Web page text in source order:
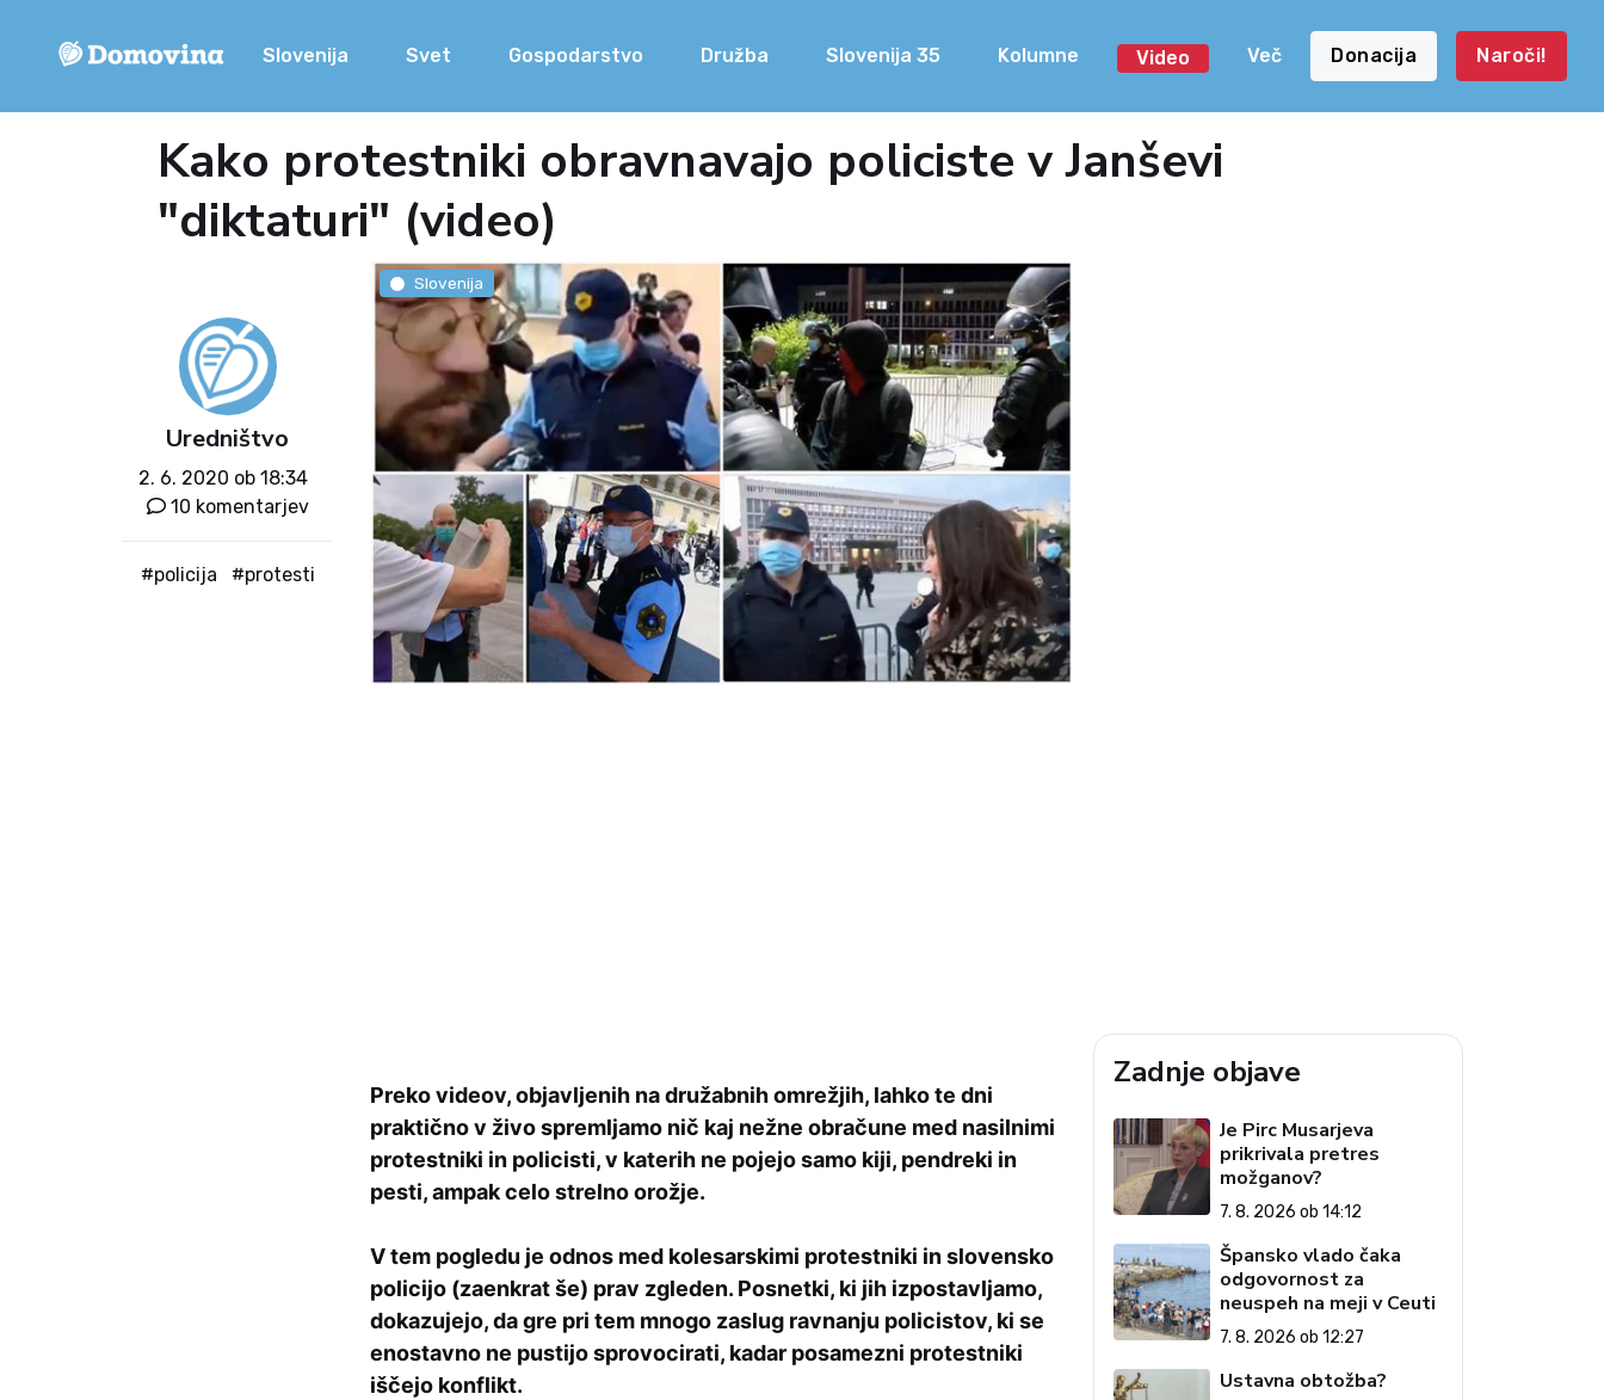
Slovenija Svet Gospodarstvo Družba Slovenija 35 Kolumne Video Več Donacija Naroči!
Kako protestniki obravnavajo policiste v Janševi
"diktaturi" (video)
Uredništvo
2. 6. 2020 ob 18:34
10 komentarjev
#policija #protesti
Slovenija
Preko videov, objavljenih na družabnih omrežjih, lahko te dni
praktično v živo spremljamo nič kaj nežne obračune med nasilnimi
protestniki in policisti, v katerih ne pojejo samo kiji, pendreki in
pesti, ampak celo strelno orožje.
V tem pogledu je odnos med kolesarskimi protestniki in slovensko
policijo (zaenkrat še) prav zgleden. Posnetki, ki jih izpostavljamo,
dokazujejo, da gre pri tem mnogo zaslug ravnanju policistov, ki se
enostavno ne pustijo sprovocirati, kadar posamezni protestniki
iščejo konflikt.
Zadnje objave
Je Pirc Musarjeva
prikrivala pretres
možganov?
7. 8. 2026 ob 14:12
Špansko vlado čaka
odgovornost za
neuspeh na meji v Ceuti
7. 8. 2026 ob 12:27
Ustavna obtožba?